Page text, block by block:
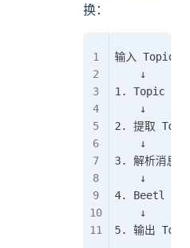
换：
输入 Topic +
    ↓
1. Topic 模
    ↓
2. 提取
    ↓
3. 解析消息体
    ↓
4. Beetl 模
    ↓
5. 输出